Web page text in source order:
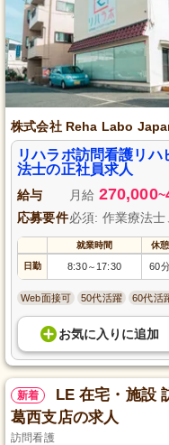
株式会社 Reha Labo
リハラボ訪問看護リ
法士の正社員求人
給与 月給 270,000~
応募要件必須: 作業療法
就業時間 休憩
日勤 8:30～ 17:30 60
Web面接可 50代活躍 60代活
お気に入り に追加
新着
LE 在宅・施設
葛西支店の求人
訪問看護